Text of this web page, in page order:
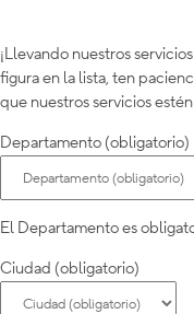
¡Llevando nuestros
figura en la lista, ten
que nuestros servicios
Departamento (obligatorio)
El Departamento es
Ciudad (obligatorio)